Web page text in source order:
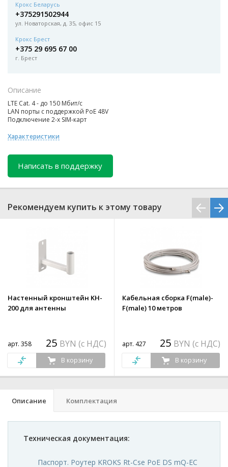
Крокс Беларусь
+375291502944
ул. Новаторская, д. 35, офис 15
Крокс Брест
+375 29 695 67 00
г. Брест
Описание
LTE Cat. 4 - до 150 Мбит/с
LAN порты с поддержкой PoE 48V
Подключение 2-х SIM-карт
Характеристики
Написать в поддержку
Рекомендуем купить к этому товару
Настенный кронштейн KH-
200 для антенны
арт. 358 25 BYN (с НДС)
В корзину
Кабельная сборка F(male)-
F(male) 10 метров
арт. 427 25 BYN (с НДС)
В корзину
Описание Комплектация
Техническая документация:
Паспорт. Роутер KROKS Rt-Cse PoE DS mQ-EC